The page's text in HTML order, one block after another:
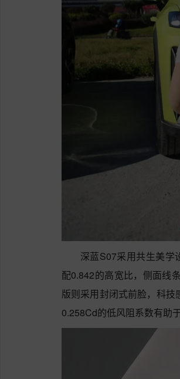
深蓝S07采用共生美学
配0.842的高宽比，侧面线
版则采用封闭式前脸，科
0.258Cd的低风阻系数有助